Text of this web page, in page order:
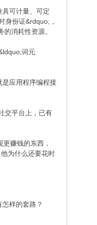
可计量、可定
身份证&rdquo;，
消耗性资源。
词元
应用程序编程接
交平台上，已有
赚钱的东西，
为什么还要花时
样的套路？